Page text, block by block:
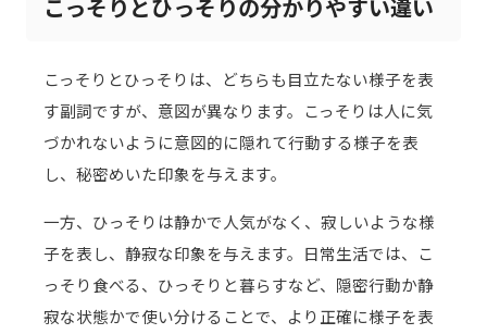
こっそりとひっそりの分かりやすい違い
こっそりとひっそりは、どちらも目立たない様子を表
す副詞ですが、意図が異なります。こっそりは人に気
づかれないように意図的に隠れて行動する様子を表
し、秘密めいた印象を与えます。
一方、ひっそりは静かで人気がなく、寂しいような様
子を表し、静寂な印象を与えます。日常生活では、こ
っそり食べる、ひっそりと暮らすなど、隠密行動か静
寂な状態かで使い分けることで、より正確に様子を表